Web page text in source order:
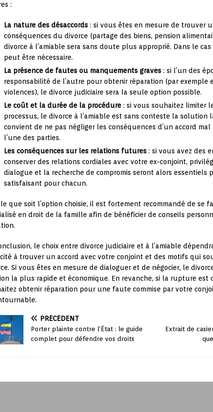
:
La nature des désaccords : si vous êtes en mesure de trouver
conséquences du divorce (partage des biens, pension
divorce à l’amiable sera sans doute plus approprié. Dans le
peut être nécessaire.
La présence de fautes ou manquements graves : si l’un des
responsabilité de l’autre pour obtenir réparation (par exemple
violences), le divorce judiciaire sera la seule option possible.
Le coût et la durée de la procédure : si vous souhaitez limiter
processus, le divorce à l’amiable est sans conteste la solution
convient de ne pas négliger les conséquences d’un accord
l’une des parties.
Les conséquences sur les relations futures : si vous avez des
conserver des relations cordiales avec votre ex-conjoint,
dialogue et la recherche de compromis seront alors essentiels
satisfaisant pour chacun.
que soit l’option choisie, il est fortement recommandé de se
en droit de la famille afin de bénéficier de conseils
le choix entre divorce judiciaire et à l’amiable
à trouver un accord avec votre conjoint et des motifs qui
Si vous êtes en mesure de dialoguer et de négocier, le
la plus rapide et économique. En revanche, si la rupture
obtenir réparation pour une faute commise par votre
PRÉCÉDENT
Porter plainte contre l’État : le guide
complet pour défendre vos droits
Extrait de